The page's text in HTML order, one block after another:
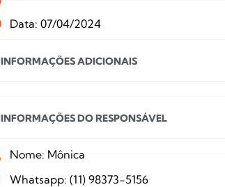
Data: 07/04/2024
INFORMAÇÕES ADICIONAIS
INFORMAÇÕES DO RESPONSÁVEL
Nome: Mônica
Whatsapp: (11) 98373-5156